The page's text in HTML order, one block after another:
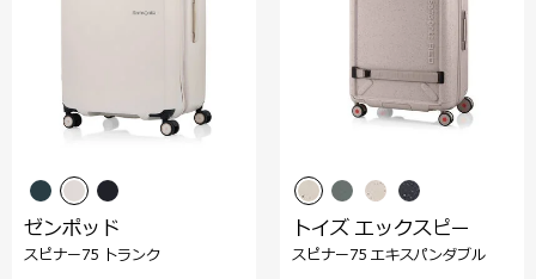
ゼンポッド
スピナー75 トランク
トイズ エックスピー
スピナー75 エキスパンダブル